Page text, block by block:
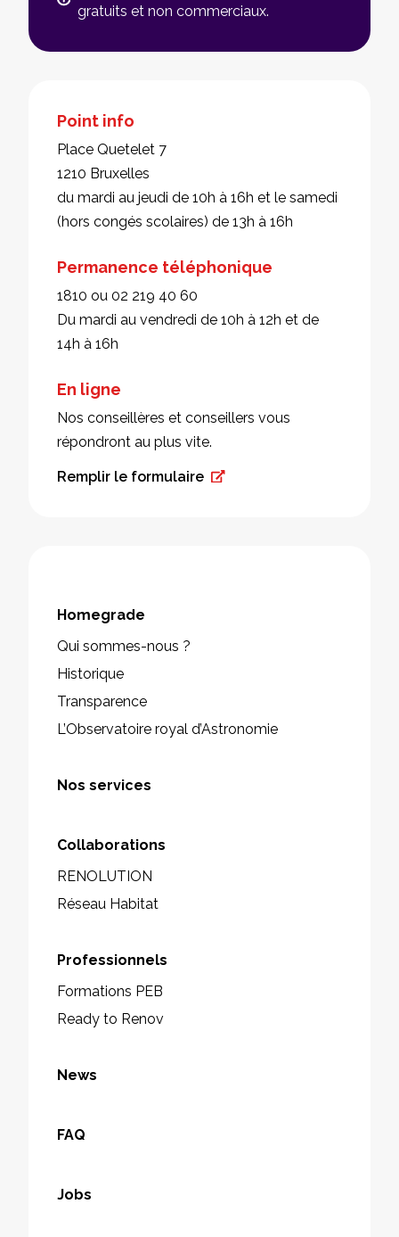
gratuits et non commerciaux.
Point info
Place Quetelet 7
1210 Bruxelles
du mardi au jeudi de 10h à 16h et le samedi
(hors congés scolaires) de 13h à 16h
Permanence téléphonique
1810 ou 02 219 40 60
Du mardi au vendredi de 10h à 12h et de
14h à 16h
En ligne
Nos conseillères et conseillers vous
répondront au plus vite.
Remplir le formulaire
Homegrade
Qui sommes-nous ?
Historique
Transparence
L’Observatoire royal d’Astronomie
Nos services
Collaborations
RENOLUTION
Réseau Habitat
Professionnels
Formations PEB
Ready to Renov
News
FAQ
Jobs